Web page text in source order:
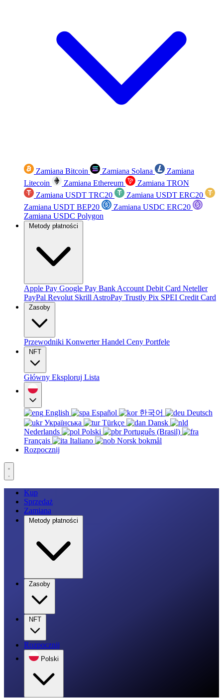
Zamiana Bitcoin Zamiana Solana
Zamiana
Litecoin
Zamiana Ethereum
Zamiana TRON
Zamiana USDT TRC20
Zamiana USDT ERC20
Zamiana USDT BEP20
Zamiana USDC ERC20
Zamiana USDC Polygon
Metody płatności
Apple Pay Google Pay Bank Account Debit Card Neteller
PayPal Revolut Skrill AstroPay Trustly Pix SPEI Credit Card
Zasoby
Przewodniki KonwerterHandel Ceny Portfele
NFT
Główny Eksploruj Lista
English Español 한국어
Deutsch
Українська
Türkçe
Dansk
Nederlands
Polski
Português (Brasil)
Français
Italiano
Norsk bokmål
Rozpocznij
Kup
Sprzedaż
Zamiana
Metody płatności
Zasoby
NFT
Rozpocznij
Polski